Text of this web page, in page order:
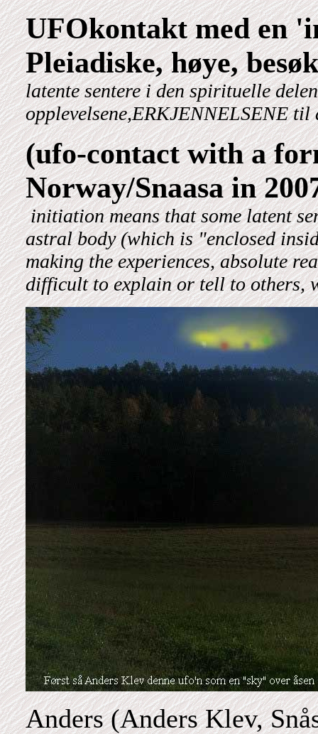
UFOkontakt med en
Pleiadiske, høye,
latente sentere i den spirituelle
opplevelsene,ERKJENNELSENE
(ufo-contact with a
Norway/Snaasa in
initiation means that some latent
astral body (which is "enclosed
making the experiences, absolute
difficult to explain or tell to others,
Anders (Anders Klev,